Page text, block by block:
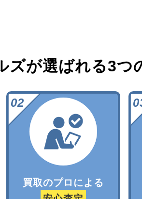
ズが選ばれる3つ
買取のプロによる